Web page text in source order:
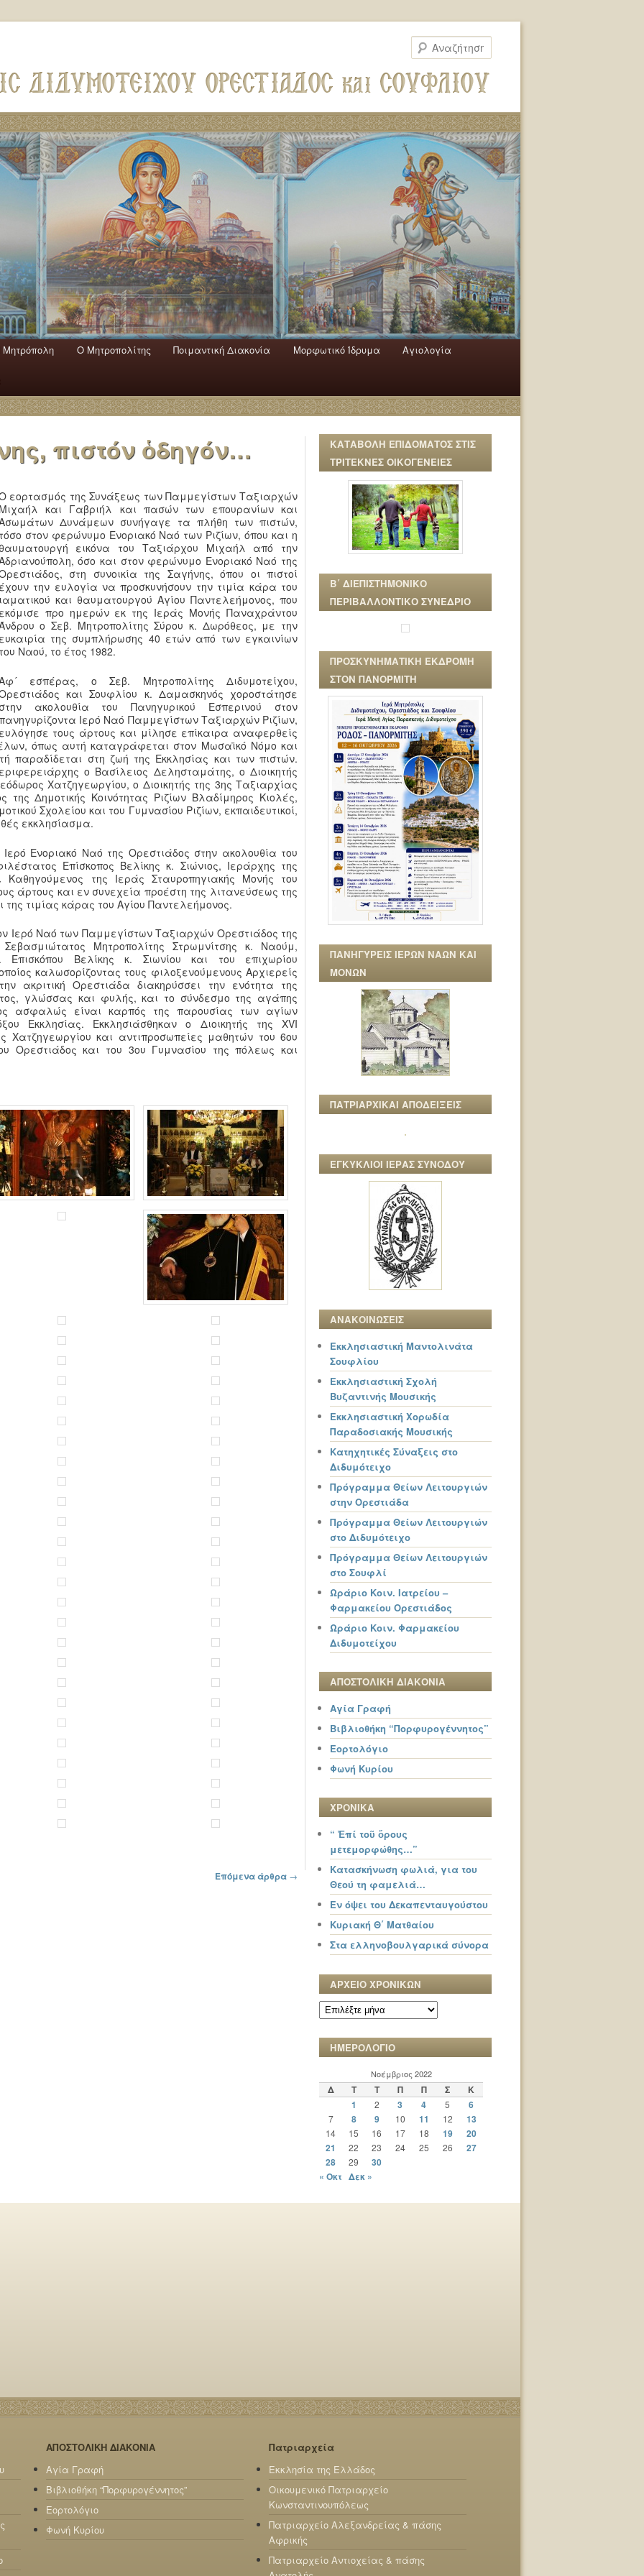
Mητρόπολη Ο Mητροπολίτης Ποιμαντική Διακονία Μορφωτικό Ίδρυμα Αγιολογία
πιστόν ὁδηγόν…
εορτασμός της Συνάξεως των Παμμεγίστων Ταξιαρχών
Μιχαήλ και Γαβριήλ και πασών των επουρανίων και
Δυνάμεων συνήγαγε τα πλήθη των πιστών,
τόσο στον φερώνυμο Ενοριακό Ναό των Ριζίων, όπου και η
θαυματουργή εικόνα του Ταξιάρχου Μιχαήλ από την
όσο και στον φερώνυμο Ενοριακό Ναό της
στη συνοικία της Σαγήνης, όπου οι πιστοί
έχουν την ευλογία να προσκυνήσουν την τιμία κάρα του
ιαματικού και θαυματουργού Αγίου Παντελεήμονος, που
εκόμισε προ ημερών εκ της Ιεράς Μονής Παναχράντου
ο Σεβ. Μητροπολίτης Σύρου κ. Δωρόθεος, με την
ευκαιρία της συμπλήρωσης 40 ετών από των εγκαινίων
του Ναού, το έτος 1982.
εσπέρας, ο Σεβ. Μητροπολίτης Διδυμοτείχου,
και Σουφλίου κ. Δαμασκηνός χοροστάτησε
στην ακολουθία του Πανηγυρικού Εσπερινού στον
Ιερό Ναό Παμμεγίστων Ταξιαρχών Ριζίων,
ευλόγησε τους άρτους και μίλησε επίκαιρα αναφερθείς
όπως αυτή καταγράφεται στον Μωσαϊκό Νόμο και
παραδίδεται στη ζωή της Εκκλησίας και των πιστών.
ο Βασίλειος Δελησταμάτης, ο Διοικητής
Χατζηγεωργίου, ο Διοικητής της 3ης Ταξιαρχίας
Δημοτικής Κοινότητας Ριζίων Βλαδίμηρος Κιολές,
Σχολείου και του Γυμνασίου Ριζίων, εκπαιδευτικοί,
εκκλησίασμα.
Ιερό Ενοριακό Ναό της Ορεστιάδος στην ακολουθία του
Επίσκοπος Βελίκης κ. Σιώνιος, Ιεράρχης της
Καθηγούμενος της Ιεράς Σταυροπηγιακής Μονής του
άρτους και εν συνεχεία προέστη της λιτανεύσεως της
τιμίας κάρας του Αγίου Παντελεήμονος.
Ιερό Ναό των Παμμεγίστων Ταξιαρχών Ορεστιάδος της
Μητροπολίτης Στρωμνίτσης κ. Ναούμ,
Επισκόπου Βελίκης κ. Σιωνίου και του επιχωρίου
καλωσορίζοντας τους φιλοξενούμενους Αρχιερείς
ακριτική Ορεστιάδα διακηρύσσει την ενότητα της
γλώσσας και φυλής, και το σύνδεσμο της αγάπης
ασφαλώς είναι καρπός της παρουσίας των αγίων
Εκκλησίας. Εκκλησιάσθηκαν ο Διοικητής της XVI
Χατζηγεωργίου και αντιπροσωπείες μαθητών του 6ου
Ορεστιάδος και του 3ου Γυμνασίου της πόλεως και
Επόμενα άρθρα →
ΚΑΤΑΒΟΛΗ ΕΠΙΔΟΜΑΤΟΣ ΣΤΙΣ
ΤΡΙΤΕΚΝΕΣ ΟΙΚΟΓΕΝΕΙΕΣ
Β΄ ΔΙΕΠΙΣΤΗΜΟΝΙΚΟ
ΠΕΡΙΒΑΛΛΟΝΤΙΚΟ ΣΥΝΕΔΡΙΟ
ΠΡΟΣΚΥΝΗΜΑΤΙΚΗ ΕΚΔΡΟΜΗ
ΣΤΟΝ ΠΑΝΟΡΜΙΤΗ
ΠΑΝΗΓΥΡΕΙΣ ΙΕΡΩΝ ΝΑΩΝ ΚΑΙ
ΜΟΝΩΝ
ΠΑΤΡΙΑΡΧΙΚΑΙ ΑΠΟΔΕΙΞΕΙΣ
ΕΓΚΥΚΛΙΟΙ ΙΕΡΑΣ ΣΥΝΟΔΟΥ
ΑΝΑΚΟΙΝΩΣΕΙΣ
Εκκλησιαστική Μαντολινάτα
Σουφλίου
Εκκλησιαστική Σχολή
Βυζαντινής Μουσικής
Εκκλησιαστική Χορωδία
Παραδοσιακής Μουσικής
Κατηχητικές Σύναξεις στο
Διδυμότειχο
Πρόγραμμα Θείων Λειτουργιών
στην Ορεστιάδα
Πρόγραμμα Θείων Λειτουργιών
στο Διδυμότειχο
Πρόγραμμα Θείων Λειτουργιών
στο Σουφλί
Ωράριο Κοιν. Ιατρείου –
Φαρμακείου Ορεστιάδος
Ωράριο Κοιν. Φαρμακείου
Διδυμοτείχου
ΑΠΟΣΤΟΛΙΚΗ ΔΙΑΚΟΝΙΑ
Αγία Γραφή
Βιβλιοθήκη “Πορφυρογέννητος”
Εορτολόγιο
Φωνή Κυρίου
ΧΡΟΝΙΚΑ
“ Ἐπί τοῦ ὄρους
μετεμορφώθης…”
Κατασκήνωση φωλιά, για του
Θεού τη φαμελιά…
Εν όψει του Δεκαπενταυγούστου
Κυριακή Θ΄ Ματθαίου
Στα ελληνοβουλγαρικά σύνορα
ΑΡΧΕΙΟ ΧΡΟΝΙΚΩΝ
ΑΡΧΕΙΟ
ΧΡΟΝΙΚΩΝ
ΗΜΕΡΟΛΟΓΙΟ
Νοέμβριος 2022
Δ Τ Τ Π Π Σ
Κ
1
2 3 4 5 6
7 8 9 10 11 12 13
14 15 16 17 18 19
20
21
22 23 24 25 26
27
28
29
30
« Οκτ Δεκ »
ΑΠΟΣΤΟΛΙΚΗ ΔΙΑΚΟΝΙΑ
Αγία Γραφή
Βιβλιοθήκη “Πορφυρογέννητος”
Εορτολόγιο
Φωνή Κυρίου
Πατριαρχεία
Εκκλησία της Ελλάδος
Οικουμενικό Πατριαρχείο
Κωνσταντινουπόλεως
Πατριαρχείο Αλεξανδρείας & πάσης
Αφρικής
Πατριαρχείο Αντιοχείας & πάσης